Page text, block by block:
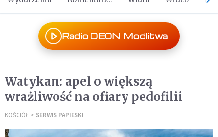
Radio DEON Modlitwa
Watykan: apel o większą
wrażliwość na ofiary pedofilii
KOŚCIÓŁ SERWIS PAPIESKI